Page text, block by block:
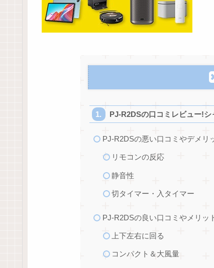
PJ-R2DSの口コミレビュー!シ
PJ-R2DSの悪い口コミやデメリ
リモコンの反応
静音性
切タイマー・入タイマー
PJ-R2DSの良い口コミやメリッ
上下左右に回る
コンパクト＆大風量